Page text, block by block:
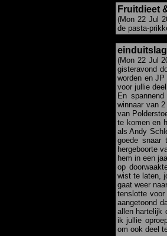
Fruitdieet
(Mon 22 Jul
de pasta-
(Mon 22 Jul
gisteravond
worden en
voor jullie
En
winnaar van
van
te komen en
als Andy
goede
hergeboorte
hem in een
op
wist te laten,
gaat weer
tenslotte
aangetoond
allen hartelijk
ik jullie
om ook deel